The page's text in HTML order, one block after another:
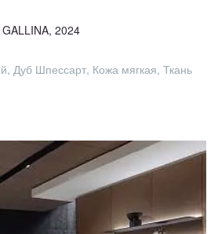
2024
Дуб Шпессарт, Кожа мягкая, Ткань